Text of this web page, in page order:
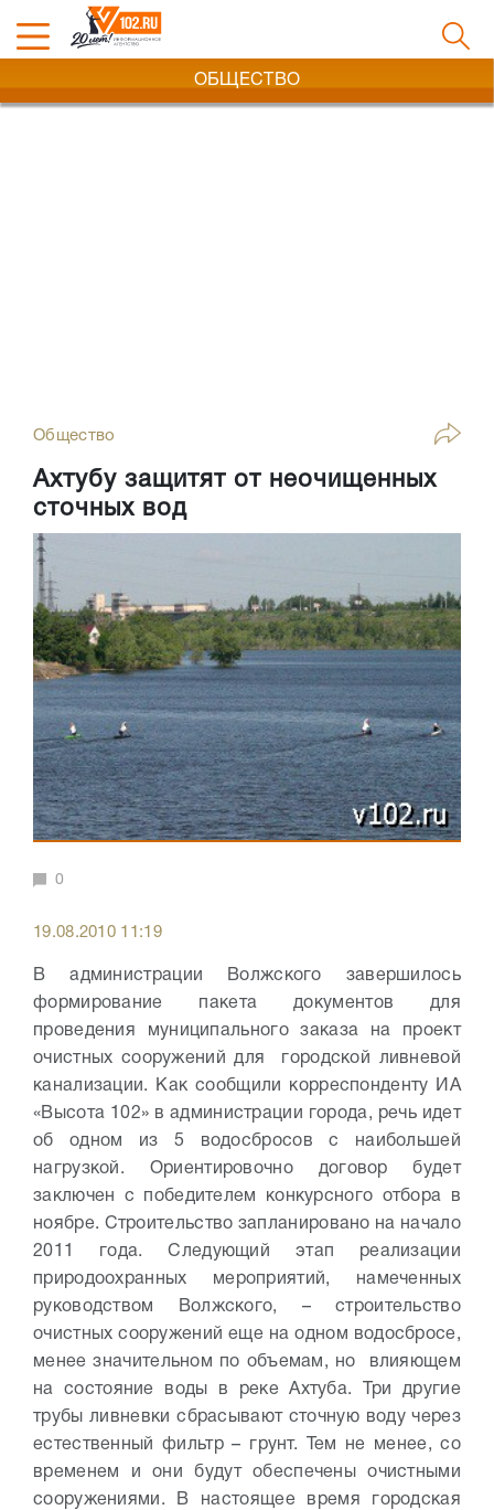
ОБЩЕСТВО
Общество
Ахтубу защитят от неочищенных
сточных вод
0
19.08.2010 11:19
В администрации Волжского завершилось
формирование пакета документов для
проведения муниципального заказа на проект
очистных сооружений для городской ливневой
канализации. Как сообщили корреспонденту ИА
«Высота 102» в администрации города, речь идет
об одном из 5 водосбросов с наибольшей
нагрузкой. Ориентировочно договор будет
заключен с победителем конкурсного отбора в
ноябре. Строительство запланировано на начало
2011 года. Следующий этап реализации
природоохранных мероприятий, намеченных
руководством Волжского, – строительство
очистных сооружений еще на одном водосбросе,
менее значительном по объемам, но влияющем
на состояние воды в реке Ахтуба. Три другие
трубы ливневки сбрасывают сточную воду через
естественный фильтр – грунт. Тем не менее, со
временем и они будут обеспечены очистными
сооружениями. В настоящее время городская